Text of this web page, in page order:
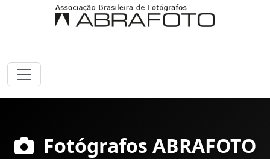
Fotógrafos ABRAFOTO